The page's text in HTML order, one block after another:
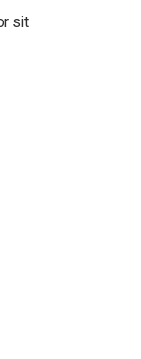
sit